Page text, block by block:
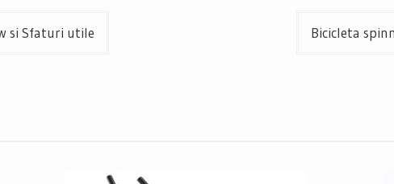
si Sfaturi utile Bicicleta